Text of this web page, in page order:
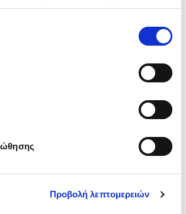
να επιλέξετε από τα παρακάτω με την
΄΄και να ενημερωθείτε σχετικά με
Προβολή λεπτομερειών